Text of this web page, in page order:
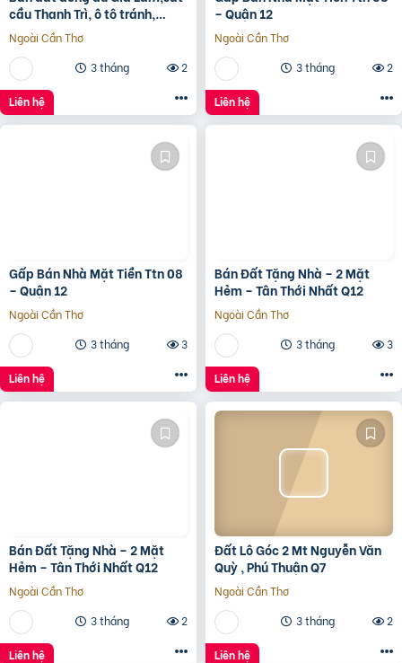
cầu Thanh Trì, ô tô tránh,
60m, MT4m, 7 tỷ
Ngoài Cần Thơ
3 tháng
2
Liên hệ
– Quận 12
Ngoài Cần Thơ
3 tháng
2
Liên hệ
Gấp Bán Nhà Mặt Tiền Ttn 08
– Quận 12
Ngoài Cần Thơ
3 tháng
3
Liên hệ
Bán Đất Tặng Nhà – 2 Mặt
Hẻm – Tân Thới Nhất Q12
Ngoài Cần Thơ
3 tháng
3
Liên hệ
Bán Đất Tặng Nhà – 2 Mặt
Hẻm – Tân Thới Nhất Q12
Ngoài Cần Thơ
3 tháng
2
Liên hệ
Đất Lô Góc 2 Mt Nguyễn Văn
Quỳ , Phú Thuận Q7
Ngoài Cần Thơ
3 tháng
2
Liên hệ